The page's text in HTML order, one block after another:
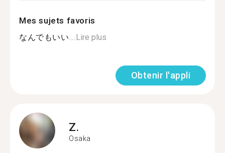
Mes sujets favoris
なんでもいい...Lire plus
Obtenir l'appli
Z.
Osaka